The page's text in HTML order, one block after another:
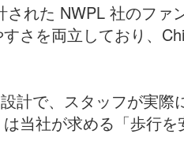
れた NWPL 社のファ
さを両立しており、
計で、スタッフが実
当社が求める「歩行